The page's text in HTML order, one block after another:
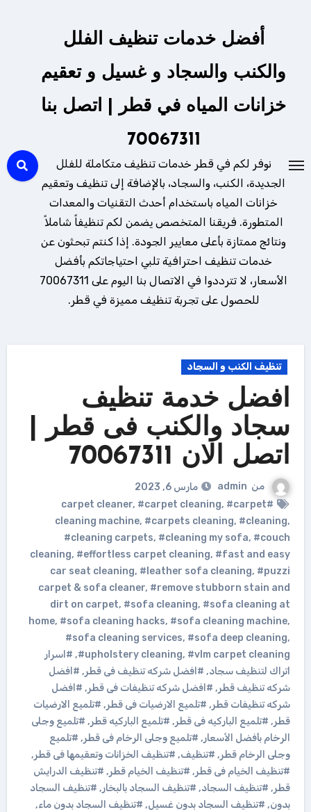
أفضل خدمات تنظيف الفلل
والكنب والسجاد و غسيل و تعقيم
خزانات المياه في قطر | اتصل بنا
70067311
نوفر لكم في قطر خدمات تنظيف متكاملة للفلل
الجديدة، الكنب، والسجاد، بالإضافة إلى تنظيف وتعقيم
خزانات المياه باستخدام أحدث التقنيات والمعدات
المتطورة. فريقنا المتخصص يضمن لكم تنظيفاً شاملاً
ونتائج ممتازة بأعلى معايير الجودة. إذا كنتم تبحثون عن
خدمات تنظيف احترافية تلبي احتياجاتكم بأفضل
الأسعار، لا تترددوا في الاتصال بنا اليوم على 70067311
للحصول على تجربة تنظيف مميزة في قطر.
تنظيف الكنب و السجاد
افضل خدمة تنظيف
سجاد والكنب فى قطر |
اتصل الان 70067311
من admin
مارس 6, 2023
#carpet cleaner
, #carpet cleaning, #carpet
cleaning machine, #carpets cleaning, #cleaning,
#cleaning carpets, #cleaning my sofa, #couch
cleaning, #effortless carpet cleaning, #fast and easy
car seat cleaning, #leather sofa cleaning, #puzzi
carpet & sofa cleaner, #remove stubborn stain and
dirt on carpet, #sofa cleaning, #sofa cleaning at
home, #sofa cleaning hacks, #sofa cleaning machine,
#sofa cleaning services, #sofa deep cleaning,
#upholstery cleaning, #vlm carpet cleaning
, #اسرار
اتراك لتنظيف سجاد, #افضل شركه تنظيف فى قطر, #افضل
شركه تنظيف قطر, #افضل شركه تنظيفات فى قطر, #افضل
شركه تنظيفات قطر, #تلميع الارضيات فى قطر, #تلميع الارضيات
قطر, #تلميع الباركيه فى قطر, #تلميع الباركيه قطر, #تلميع وجلى
الرخام بأفضل الأسعار, #تلميع وجلى الرخام فى قطر, #تلميع
وجلى الرخام قطر, #تنظيف, #تنظيف الخزانات وتعقيمها فى قطر,
#تنظيف الخيام فى قطر, #تنظيف الخيام قطر, #تنظيف الدرايش
قطر, #تنظيف السجاد, #تنظيف السجاد بالبخار, #تنظيف السجاد
بدون, #تنظيف السجاد بدون غسيل, #تنظيف السجاد بدون ماء,